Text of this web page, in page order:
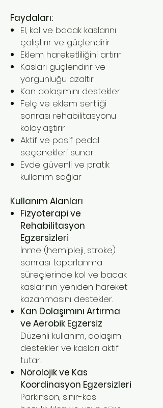
Faydaları:
El, kol ve bacak kaslarını
çalıştırır ve güçlendirir
Eklem hareketliliğini artırır
Kasları güçlendirir ve
yorgunluğu azaltır
Kan dolaşımını destekler
Felç ve eklem sertliği
sonrası rehabilitasyonu
kolaylaştırır
Aktif ve pasif pedal
seçenekleri sunar
Evde güvenli ve pratik
kullanım sağlar
Kullanım Alanları
Fizyoterapi ve
Rehabilitasyon
Egzersizleri
İnme (hemipleji, stroke)
sonrası toparlanma
süreçlerinde kol ve bacak
kaslarının yeniden hareket
kazanmasını destekler.
Kan Dolaşımını Artırma
ve Aerobik Egzersiz
Düzenli kullanım, dolaşımı
destekler ve kasları aktif
tutar.
Nörolojik ve Kas
Koordinasyon Egzersizleri
Parkinson, sinir-kas